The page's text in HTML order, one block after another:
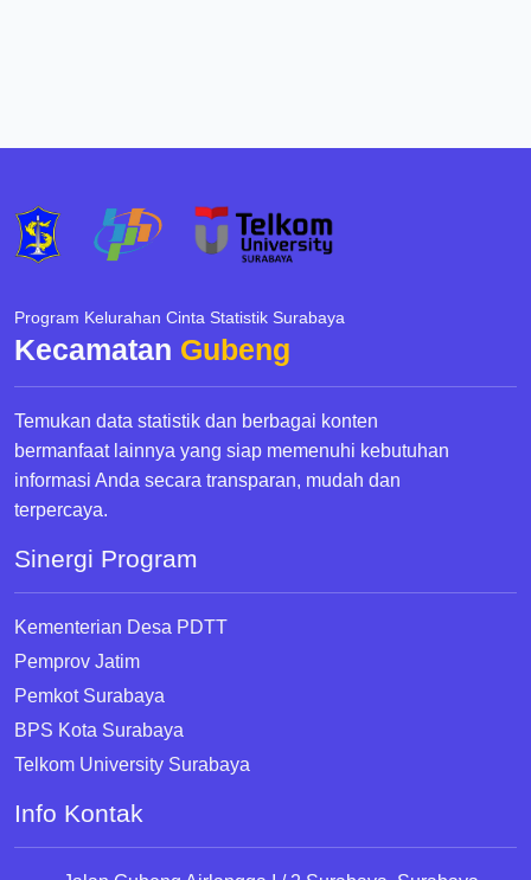
Program Kelurahan Cinta Statistik Surabaya
Kecamatan Gubeng
Temukan data statistik dan berbagai konten
bermanfaat lainnya yang siap memenuhi kebutuhan
informasi Anda secara transparan, mudah dan
terpercaya.
Sinergi Program
Kementerian Desa PDTT
Pemprov Jatim
Pemkot Surabaya
BPS Kota Surabaya
Telkom University Surabaya
Info Kontak